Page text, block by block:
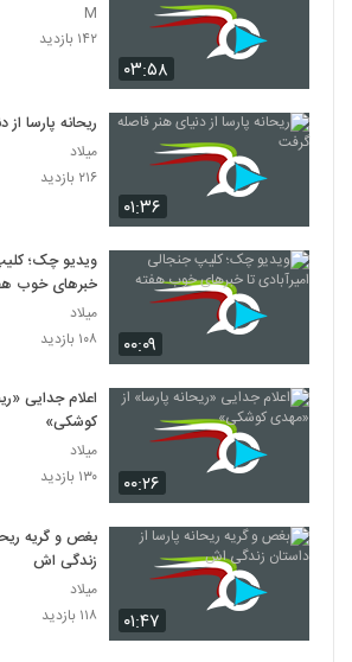
۰۳:۵۸
M
۱۴۲ بازدید
۰۱:۳۶
ریحانه پارسا
میلاد
۲۱۶ بازدید
۰۰:۰۹
ویدیو چک؛
خبرهای خوب
میلاد
۱۰۸ بازدید
۰۰:۲۶
اعلام جدایی
کوشکی»
میلاد
۱۳۰ بازدید
۰۱:۴۷
بغص و گریه
زندگی اش
میلاد
۱۱۸ بازدید